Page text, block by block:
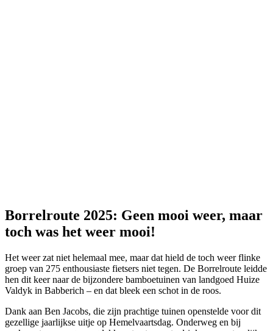
Borrelroute 2025: Geen mooi weer, maar
toch was het weer mooi!
Het weer zat niet helemaal mee, maar dat hield de toch weer flinke
groep van 275 enthousiaste fietsers niet tegen. De Borrelroute leidde
hen dit keer naar de bijzondere bamboetuinen van landgoed Huize
Valdyk in Babberich – en dat bleek een schot in de roos.
Dank aan Ben Jacobs, die zijn prachtige tuinen openstelde voor dit
gezellige jaarlijkse uitje op Hemelvaartsdag. Onderweg en bij